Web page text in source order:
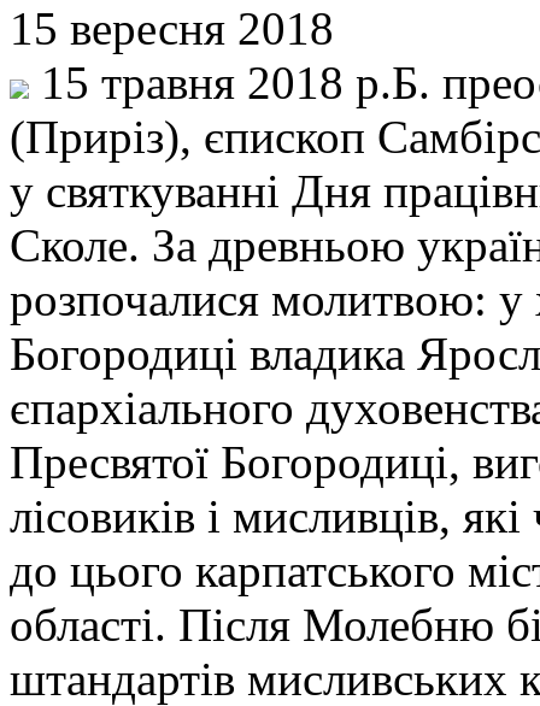
15 вересня 2018
15 травня 2018 р.Б.
(Приріз), єпископ
у святкуванні Дня
Сколе. За древньою
розпочалися молитвою: у
Богородиці владика
єпархіального
Пресвятої Богородиці,
лісовиків і мисливців,
до цього карпатського
області. Після Молебню
штандартів мисливських